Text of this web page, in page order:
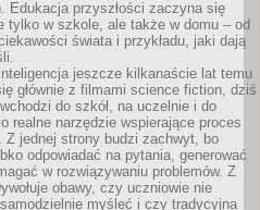
Edukacja przyszłości zaczyna się
tylko w szkole, ale także w domu – od
świata i przykładu, jaki dają
jeszcze kilkanaście lat temu
głównie z filmami science fiction, dziś
do szkół, na uczelnie i do
realne narzędzie wspierające proces
Z jednej strony budzi zachwyt, bo
odpowiadać na pytania, generować
w rozwiązywaniu problemów. Z
obawy, czy uczniowie nie
myśleć i czy tradycyjna